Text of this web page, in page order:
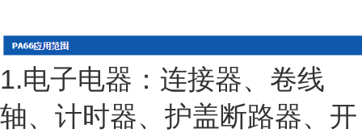
1.电子电器：连接器、卷线
轴、计时器、护盖断路器、开